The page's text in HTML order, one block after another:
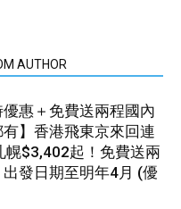
AUTHOR
優惠＋免費送兩程國內
】香港飛東京來回連
幌$3,402起！免費送兩
發日期至明年4月 (優